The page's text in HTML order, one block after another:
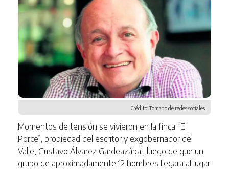
Crédito: Tomado de redes sociales.
Momentos de tensión se vivieron en la finca “El
Porce”, propiedad del escritor y exgobernador del
Valle, Gustavo Álvarez Gardeazábal, luego de que un
grupo de aproximadamente 12 hombres llegara al lugar